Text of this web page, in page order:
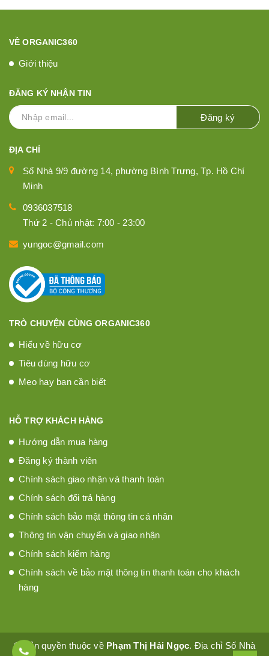
VỀ ORGANIC360
Giới thiệu
ĐĂNG KÝ NHẬN TIN
Đăng ký
ĐỊA CHỈ
Số Nhà 9/9 đường 14, phường Bình Trưng, Tp. Hồ Chí
Minh
0936037518
Thứ 2 - Chủ nhật: 7:00 - 23:00
yungoc@gmail.com
TRÒ CHUYỆN CÙNG ORGANIC360
Hiểu về hữu cơ
Tiêu dùng hữu cơ
Mẹo hay bạn cần biết
HỖ TRỢ KHÁCH HÀNG
Hướng dẫn mua hàng
Đăng ký thành viên
Chính sách giao nhận và thanh toán
Chính sách đổi trả hàng
Chính sách bảo mật thông tin cá nhân
Thông tin vận chuyển và giao nhận
Chính sách kiểm hàng
Chính sách về bảo mật thông tin thanh toán cho khách
hàng
© Bản quyền thuộc về Phạm Thị Hải Ngọc. Địa chỉ Số Nhà